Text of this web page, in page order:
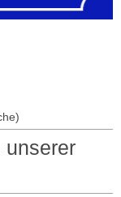
unserer